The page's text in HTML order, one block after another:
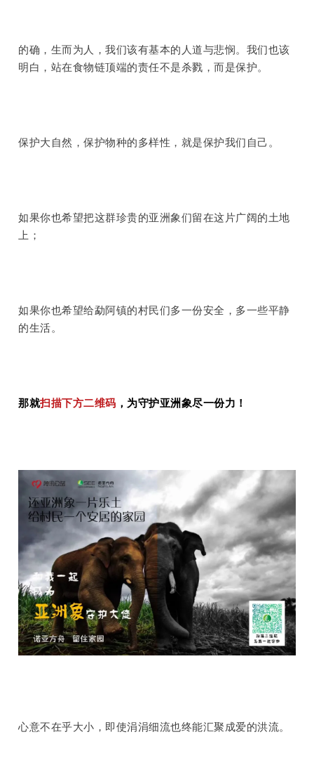
的确，生而为人，我们该有基本的人道与悲悯。我们也该
明白，站在食物链顶端的责任不是杀戮，而是保护。
保护大自然，保护物种的多样性，就是保护我们自己。
如果你也希望把这群珍贵的亚洲象们留在这片广阔的土地
上；
如果你也希望给勐阿镇的村民们多一份安全，多一些平静
的生活。
那就扫描下方二维码 ，为守护亚洲象尽一份力！
心意不在乎大小，即使涓涓细流也终能汇聚成爱的洪流。